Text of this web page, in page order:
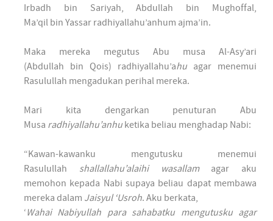
Irbadh bin Sariyah, Abdullah bin Mughoffal,
Ma’qil bin Yassar radhiyallahu’anhum ajma’in.
Maka mereka megutus Abu musa Al-Asy’ari
(Abdullah bin Qois) radhiyallahu’ahuagar menemui
Rasulullah mengadukan perihal mereka.
Mari kita dengarkan penuturan Abu
Musa radhiyallahu’anhuketika beliau menghadap Nabi:
“Kawan-kawanku mengutusku menemui
Rasulullah shallallahu’alaihi wasallamagar aku
memohon kepada Nabi supaya beliau dapat membawa
mereka dalam Jaisyul ‘Usroh. Aku berkata,
‘Wahai Nabiyullah para sahabatku mengutusku agar